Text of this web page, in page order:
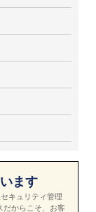
ます
キュリティ管理
だからこそ、お客